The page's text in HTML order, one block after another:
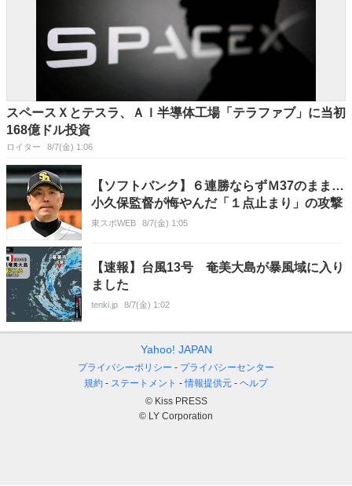
スペースＸとテスラ、ＡＩ半導体工場「テラファブ」に当初
168億ドル投資
ロイター 8/7(金) 1:06
【ソフトバンク】６連勝ならずＭ37のまま…
小久保監督が悔やんだ「１点止まり」の攻撃
東スポWEB 8/7(金) 1:05
【速報】台風13号 奄美大島が暴風域に入り
ました
tenki.jp 8/7(金) 1:02
Yahoo! JAPAN
プライバシーポリシー
プライバシーセンター
規約
ステートメント 情報提供元
ヘルプ
© Kiss PRESS
© LY Corporation